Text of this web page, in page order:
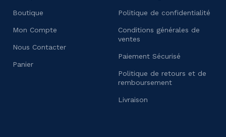
Boutique
Mon Compte
Nous Contacter
Panier
Politique de confidentialité
Conditions générales de
ventes
Paiement Sécurisé
Politique de retours et de
remboursement
Livraison